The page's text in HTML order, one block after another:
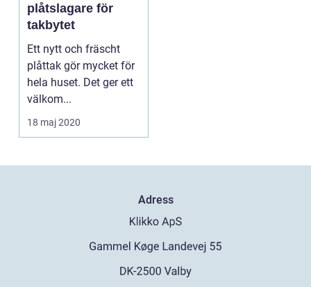
plåtslagare för
takbytet
Ett nytt och fräscht
plåttak gör mycket för
hela huset. Det ger ett
välkom...
18 maj 2020
Adress